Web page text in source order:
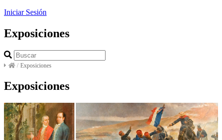
Iniciar Sesión
Exposiciones
/ Exposiciones
Exposiciones